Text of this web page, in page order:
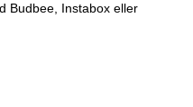
Budbee, Instabox eller